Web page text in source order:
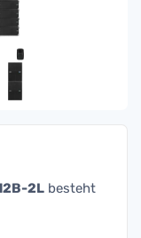
2L besteht